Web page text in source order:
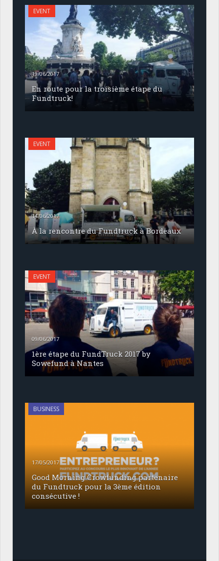
EVENT
19/06/2017
En route pour la troisième étape du
Fundtruck!
EVENT
14/06/2017
À la rencontre du Fundtruck à Bordeaux
EVENT
09/06/2017
1ère étape du FundTruck 2017 by
Sowefund à Nantes
BUSINESS
17/05/2017
Good Morning Crowfunding partenaire
du Fundtruck pour la 3ème édition
consécutive !